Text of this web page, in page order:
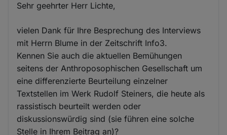
Sehr geehrter Herr Lichte,
vielen Dank für Ihre Besprechung des Interviews
mit Herrn Blume in der Zeitschrift Info3.
Kennen Sie auch die aktuellen Bemühungen
seitens der Anthroposophischen Gesellschaft um
eine differenzierte Beurteilung einzelner
Textstellen im Werk Rudolf Steiners, die heute als
rassistisch beurteilt werden oder
diskussionswürdig sind (sie führen eine solche
Stelle in Ihrem Beitrag an)?